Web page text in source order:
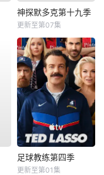
神探默多克第十九季
更新至第07集
足球教练第四季
更新至第01集